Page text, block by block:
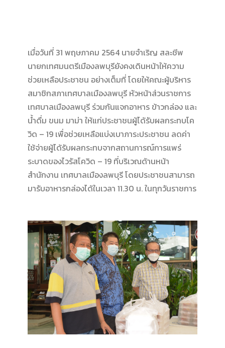
เมื่อวันที่ 31 พฤษภาคม 2564 นายจำเริญ สละชีพ
นายกเทศมนตรีเมืองลพบุรียังคงเดินหน้าให้ความ
ช่วยเหลือประชาชน อย่างเต็มที่ โดยให้คณะผู้บริหาร
สมาชิกสภาเทศบาลเมืองลพบุรี หัวหน้าส่วนราชการ
เทศบาลเมืองลพบุรี ร่วมกันแจกอาหาร ข้าวกล่อง และ
น้ำดื่ม ขนม มาม่า ให้แก่ประชาชนผู้ได้รับผลกระทบโค
วิด – 19 เพื่อช่วยเหลือแบ่งเบาภาระประชาชน ลดค่า
ใช้จ่ายผู้ได้รับผลกระทบจากสถานการณ์การแพร่
ระบาดของไวรัสโควิด – 19 ที่บริเวณด้านหน้า
สำนักงาน เทศบาลเมืองลพบุรี โดยประชาชนสามารถ
มารับอาหารกล่องได้ในเวลา 11.30 น. ในทุกวันราชการ